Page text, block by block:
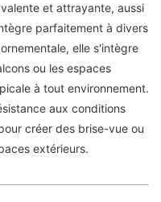
et attrayante, aussi
parfaitement à divers
elle s'intègre
ou les espaces
à tout environnement.
aux conditions
créer des brise-vue ou
extérieurs.